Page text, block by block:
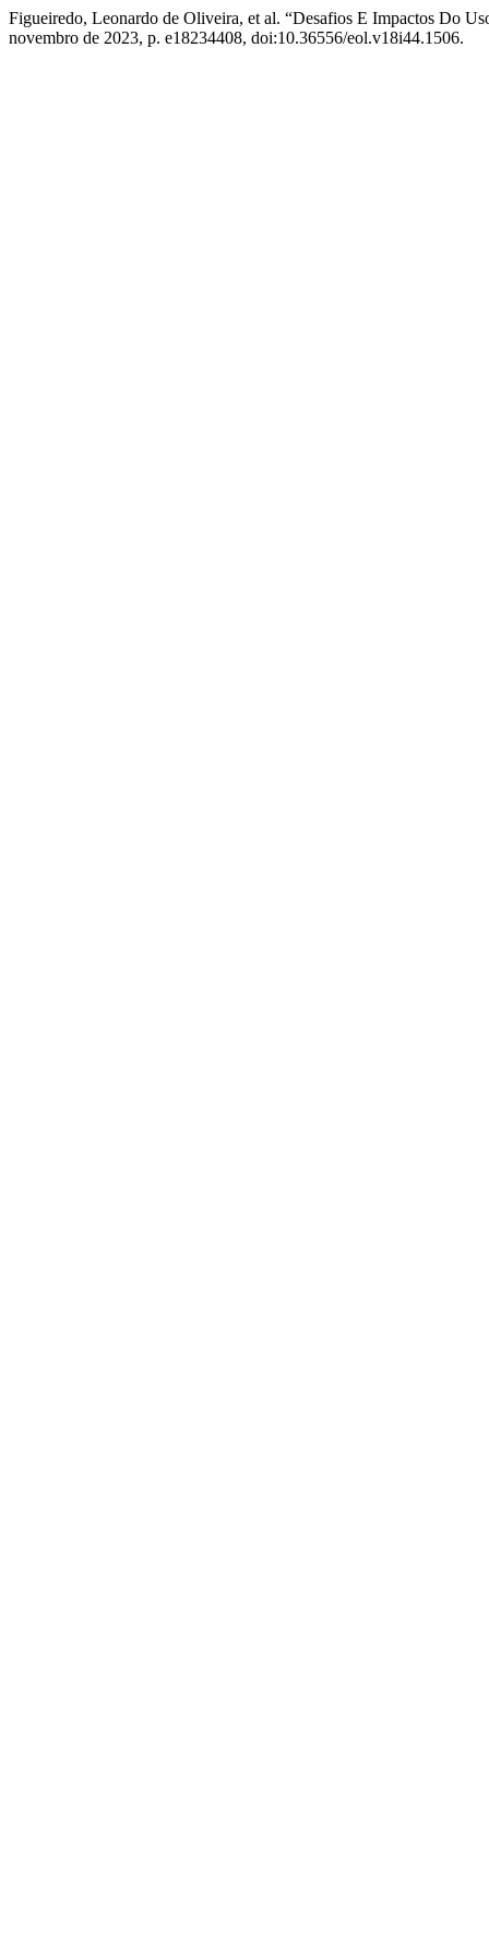
Figueiredo, Leonardo de Oliveira, et al. “Desafios E Impactos Do
novembro de 2023, p. e18234408, doi:10.36556/eol.v18i44.1506.